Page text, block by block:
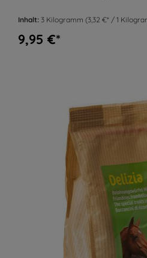
Inhalt: 3 Kilogramm (3,32 €* / 1
9,95 €*